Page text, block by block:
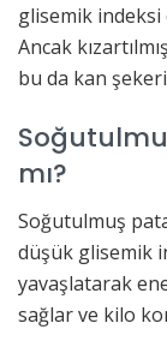
glisemik
Ancak
bu da kan
mı?
Soğutulmuş
düşük glisemik
yavaşlatarak
sağlar ve kilo